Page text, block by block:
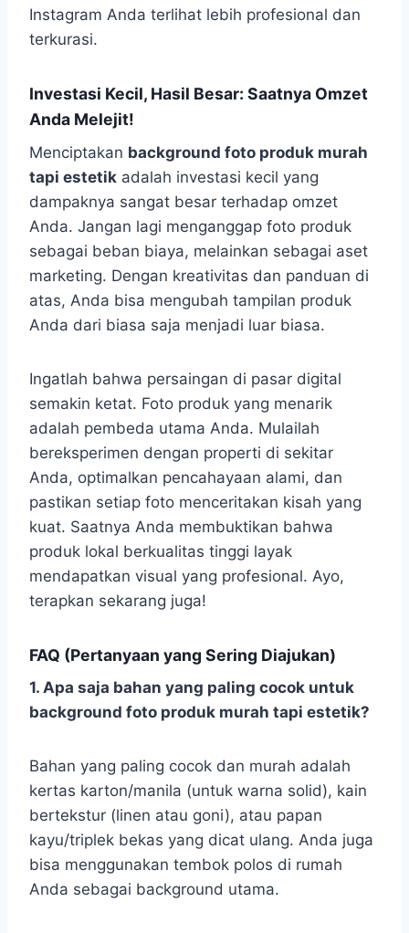
Instagram Anda terlihat lebih profesional dan
terkurasi.
Investasi Kecil, Hasil Besar: Saatnya Omzet
Anda Melejit!
Menciptakan background foto produk murah
tapi estetik adalah investasi kecil yang
dampaknya sangat besar terhadap omzet
Anda. Jangan lagi menganggap foto produk
sebagai beban biaya, melainkan sebagai aset
marketing. Dengan kreativitas dan panduan di
atas, Anda bisa mengubah tampilan produk
Anda dari biasa saja menjadi luar biasa.
Ingatlah bahwa persaingan di pasar digital
semakin ketat. Foto produk yang menarik
adalah pembeda utama Anda. Mulailah
bereksperimen dengan properti di sekitar
Anda, optimalkan pencahayaan alami, dan
pastikan setiap foto menceritakan kisah yang
kuat. Saatnya Anda membuktikan bahwa
produk lokal berkualitas tinggi layak
mendapatkan visual yang profesional. Ayo,
terapkan sekarang juga!
FAQ (Pertanyaan yang Sering Diajukan)
1. Apa saja bahan yang paling cocok untuk
background foto produk murah tapi estetik?
Bahan yang paling cocok dan murah adalah
kertas karton/manila (untuk warna solid), kain
bertekstur (linen atau goni), atau papan
kayu/triplek bekas yang dicat ulang. Anda juga
bisa menggunakan tembok polos di rumah
Anda sebagai background utama.